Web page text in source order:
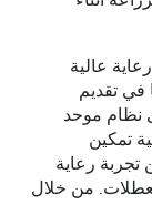
عالية
في تقديم
نظام موحد
تمكين
تجربة رعاية
من خلال